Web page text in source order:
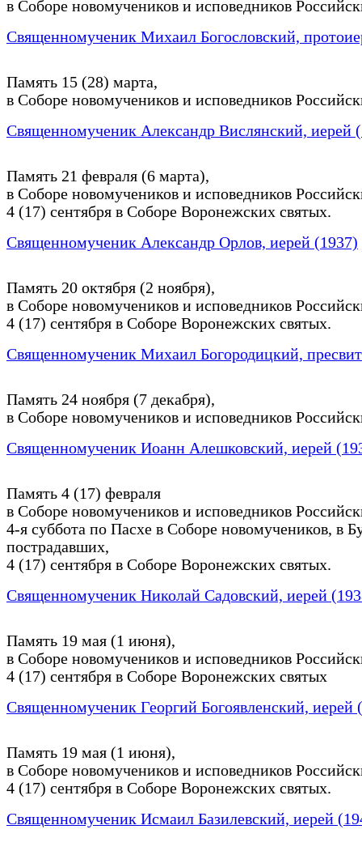
в Соборе новомучеников и исповедников
Священномученик Михаил Богословский,
Память 15 (28) марта,
в Соборе новомучеников и исповедников
Священномученик Александр Вислянский, иерей
Память 21 февраля (6 марта),
в Соборе новомучеников и исповедников
4 (17) сентября в Соборе Воронежских святых.
Священномученик Александр Орлов, иерей (1937)
Память 20 октября (2 ноября),
в Соборе новомучеников и исповедников
4 (17) сентября в Соборе Воронежских святых.
Священномученик Михаил Богородицкий,
Память 24 ноября (7 декабря),
в Соборе новомучеников и исповедников
Священномученик Иоанн Алешковский, иерей
Память 4 (17) февраля
в Соборе новомучеников и исповедников
4-я суббота по Пасхе в Соборе новомучеников, в
пострадавших,
4 (17) сентября в Соборе Воронежских святых.
Священномученик Николай Садовский, иерей
Память 19 мая (1 июня),
в Соборе новомучеников и исповедников
4 (17) сентября в Соборе Воронежских святых
Священномученик Георгий Богоявленский, иерей
Память 19 мая (1 июня),
в Соборе новомучеников и исповедников
4 (17) сентября в Соборе Воронежских святых.
Священномученик Исмаил Базилевский, иерей